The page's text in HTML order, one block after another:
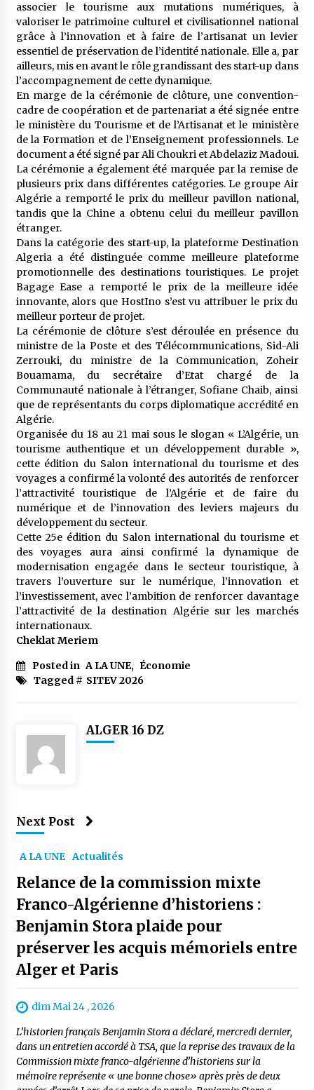
associer le tourisme aux mutations numériques, à
valoriser le patrimoine culturel et civilisationnel national
grâce à l’innovation et à faire de l’artisanat un levier
essentiel de préservation de l’identité nationale. Elle a, par
ailleurs, mis en avant le rôle grandissant des start-up dans
l’accompagnement de cette dynamique.
En marge de la cérémonie de clôture, une convention-
cadre de coopération et de partenariat a été signée entre
le ministère du Tourisme et de l’Artisanat et le ministère
de la Formation et de l’Enseignement professionnels. Le
document a été signé par Ali Choukri et Abdelaziz Madoui.
La cérémonie a également été marquée par la remise de
plusieurs prix dans différentes catégories. Le groupe Air
Algérie a remporté le prix du meilleur pavillon national,
tandis que la Chine a obtenu celui du meilleur pavillon
étranger.
Dans la catégorie des start-up, la plateforme Destination
Algeria a été distinguée comme meilleure plateforme
promotionnelle des destinations touristiques. Le projet
Bagage Ease a remporté le prix de la meilleure idée
innovante, alors que HostIno s’est vu attribuer le prix du
meilleur porteur de projet.
La cérémonie de clôture s’est déroulée en présence du
ministre de la Poste et des Télécommunications, Sid-Ali
Zerrouki, du ministre de la Communication, Zoheir
Bouamama, du secrétaire d’Etat chargé de la
Communauté nationale à l’étranger, Sofiane Chaib, ainsi
que de représentants du corps diplomatique accrédité en
Algérie.
Organisée du 18 au 21 mai sous le slogan « L’Algérie, un
tourisme authentique et un développement durable »,
cette édition du Salon international du tourisme et des
voyages a confirmé la volonté des autorités de renforcer
l’attractivité touristique de l’Algérie et de faire du
numérique et de l’innovation des leviers majeurs du
développement du secteur.
Cette 25e édition du Salon international du tourisme et
des voyages aura ainsi confirmé la dynamique de
modernisation engagée dans le secteur touristique, à
travers l’ouverture sur le numérique, l’innovation et
l’investissement, avec l’ambition de renforcer davantage
l’attractivité de la destination Algérie sur les marchés
internationaux.
Cheklat Meriem
Posted in A LA UNE, Économie
Tagged # SITEV 2026
ALGER 16 DZ
Next Post
A LA UNE Actualités
Relance de la commission mixte
Franco-Algérienne d’historiens :
Benjamin Stora plaide pour
préserver les acquis mémoriels entre
Alger et Paris
dim Mai 24 , 2026
L’historien français Benjamin Stora a déclaré, mercredi dernier,
dans un entretien accordé à TSA, que la reprise des travaux de la
Commission mixte franco-algérienne d’historiens sur la
mémoire représente « une bonne chose» après près de deux